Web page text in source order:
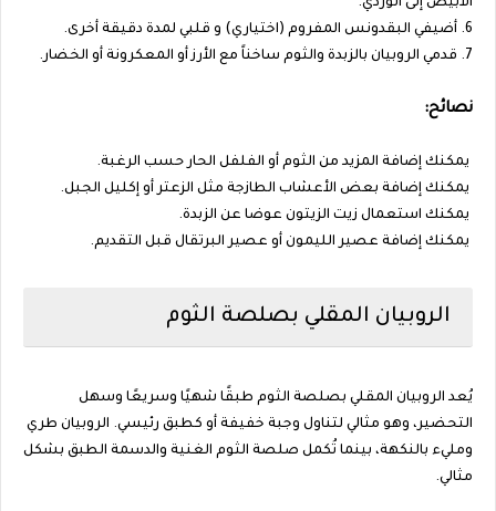
الأبيض إلى الوردي.
6. أضيفي البقدونس المفروم (اختياري) و قلبي لمدة دقيقة أخرى.
7. قدمي الروبيان بالزبدة والثوم ساخناً مع الأرز أو المعكرونة أو الخضار.
نصائح:
يمكنك إضافة المزيد من الثوم أو الفلفل الحار حسب الرغبة.
يمكنك إضافة بعض الأعشاب الطازجة مثل الزعتر أو إكليل الجبل.
يمكنك استعمال زيت الزيتون عوضا عن الزبدة.
يمكنك إضافة عصير الليمون أو عصير البرتقال قبل التقديم.
الروبيان المقلي بصلصة الثوم
يُعد الروبيان المقلي بصلصة الثوم طبقًا شهيًا وسريعًا وسهل
التحضير، وهو مثالي لتناول وجبة خفيفة أو كطبق رئيسي. الروبيان طري
ومليء بالنكهة، بينما تُكمل صلصة الثوم الغنية والدسمة الطبق بشكل
مثالي.